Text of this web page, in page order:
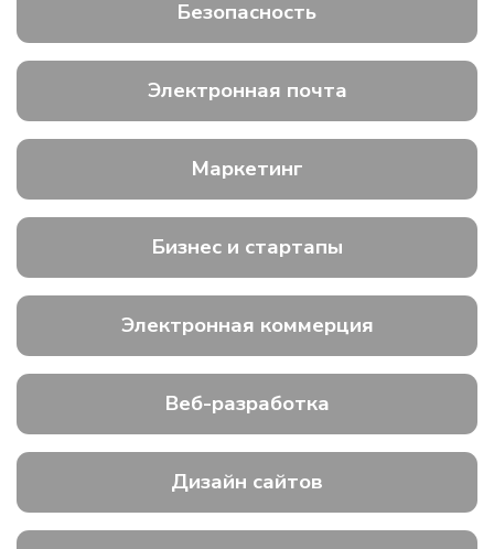
Безопасность
Электронная почта
Маркетинг
Бизнес и стартапы
Электронная коммерция
Веб-разработка
Дизайн сайтов